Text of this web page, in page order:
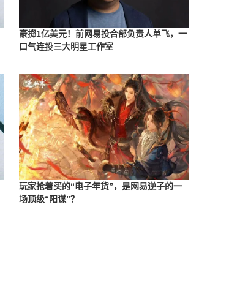
豪掷1亿美元！前网易投合部负责人单飞，一
口气连投三大明星工作室
玩家抢着买的“电子年货”，是网易逆子的一
场顶级“阳谋”？